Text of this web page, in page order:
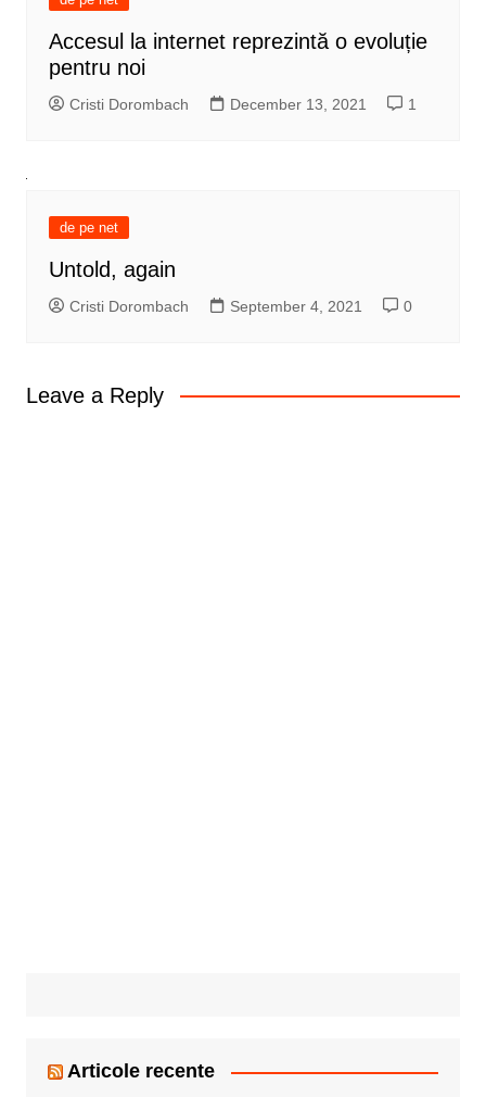
Accesul la internet reprezintă o evoluție
pentru noi
Cristi Dorombach December 13, 2021 1
de pe net
Untold, again
Cristi Dorombach September 4, 2021 0
Leave a Reply
Articole recente